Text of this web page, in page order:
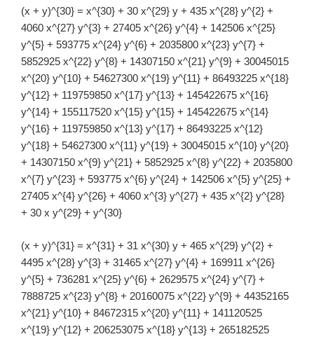
(x + y)^{30} = x^{30} + 30 x^{29} y + 435 x^{28} y^{2} +
4060 x^{27} y^{3} + 27405 x^{26} y^{4} + 142506 x^{25}
y^{5} + 593775 x^{24} y^{6} + 2035800 x^{23} y^{7} +
5852925 x^{22} y^{8} + 14307150 x^{21} y^{9} + 30045015
x^{20} y^{10} + 54627300 x^{19} y^{11} + 86493225 x^{18}
y^{12} + 119759850 x^{17} y^{13} + 145422675 x^{16}
y^{14} + 155117520 x^{15} y^{15} + 145422675 x^{14}
y^{16} + 119759850 x^{13} y^{17} + 86493225 x^{12}
y^{18} + 54627300 x^{11} y^{19} + 30045015 x^{10} y^{20}
+ 14307150 x^{9} y^{21} + 5852925 x^{8} y^{22} + 2035800
x^{7} y^{23} + 593775 x^{6} y^{24} + 142506 x^{5} y^{25} +
27405 x^{4} y^{26} + 4060 x^{3} y^{27} + 435 x^{2} y^{28}
+ 30 x y^{29} + y^{30}
(x + y)^{31} = x^{31} + 31 x^{30} y + 465 x^{29} y^{2} +
4495 x^{28} y^{3} + 31465 x^{27} y^{4} + 169911 x^{26}
y^{5} + 736281 x^{25} y^{6} + 2629575 x^{24} y^{7} +
7888725 x^{23} y^{8} + 20160075 x^{22} y^{9} + 44352165
x^{21} y^{10} + 84672315 x^{20} y^{11} + 141120525
x^{19} y^{12} + 206253075 x^{18} y^{13} + 265182525